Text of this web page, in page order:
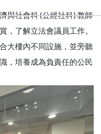
與社會科 (公經社科) 教師
，了解立法會議員工作。
大樓內不同設施，並旁聽
，培養成為負責任的公民